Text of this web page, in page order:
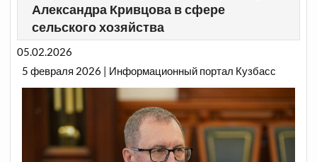
Александра Кривцова в сфере
сельского хозяйства
05.02.2026
5 февраля 2026 | Информационный портал Кузбасс